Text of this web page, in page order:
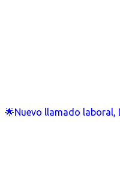
🌟Nuevo llamado laboral,